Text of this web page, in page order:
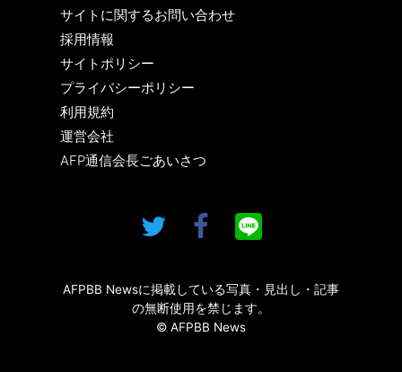
サイトに関するお問い合わせ
採用情報
サイトポリシー
プライバシーポリシー
利用規約
運営会社
AFP通信会長ごあいさつ
AFPBB Newsに掲載している写真・見出し・記事
の無断使用を禁じます。
© AFPBB News